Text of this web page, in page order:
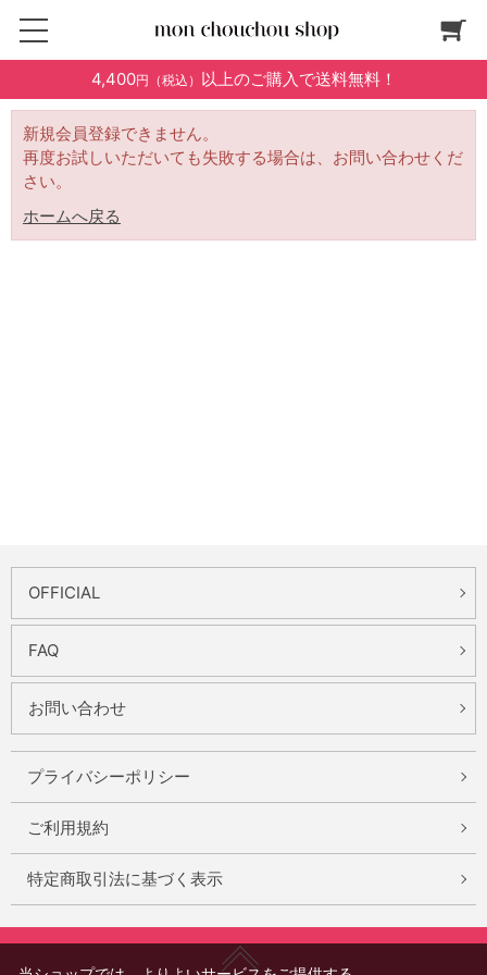
4,400円（税込） 以上のご購入で送料無料！
新規会員登録できません。
再度お試しいただいても失敗する場合は、お問い合わせくだ
さい。
ホームへ戻る
OFFICIAL
FAQ
お問い合わせ
プライバシーポリシー
ご利用規約
特定商取引法に基づく表示